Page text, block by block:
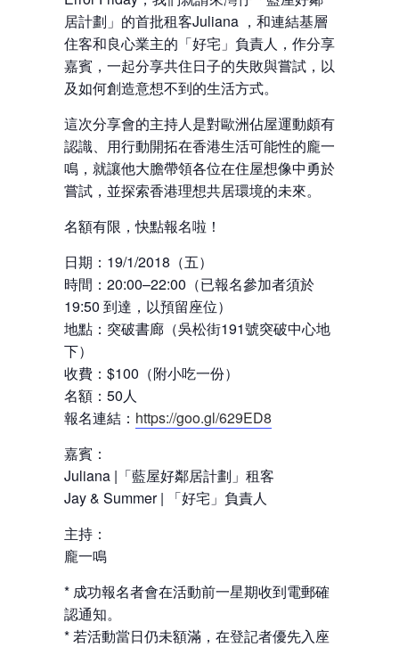
居計劃」的首批租客Juliana ，和連結基層
住客和良心業主的「好宅」負責人，作分享
嘉賓，一起分享共住日子的失敗與嘗試，以
及如何創造意想不到的生活方式。
這次分享會的主持人是對歐洲佔屋運動頗有
認識、用行動開拓在香港生活可能性的龐一
鳴，就讓他大膽帶領各位在住屋想像中勇於
嘗試，並探索香港理想共居環境的未來。
名額有限，快點報名啦！
日期：19/1/2018（五）
時間：20:00–22:00（已報名參加者須於
19:50 到達，以預留座位）
地點：突破書廊（吳松街191號突破中心地
下）
收費：$100（附小吃一份）
名額：50人
報名連結： https://goo.gl/629ED8
嘉賓：
Juliana |「藍屋好鄰居計劃」租客
Jay & Summer | 「好宅」負責人
主持：
龐一鳴
* 成功報名者會在活動前一星期收到電郵確
認通知。
* 若活動當日仍未額滿，在登記者優先入座